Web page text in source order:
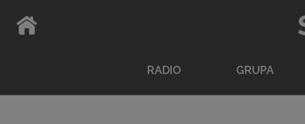
RADIO GRUPA